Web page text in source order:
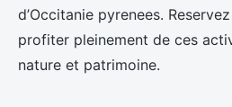
d’Occitanie pyrenees.
profiter pleinement de ces
nature et patrimoine.